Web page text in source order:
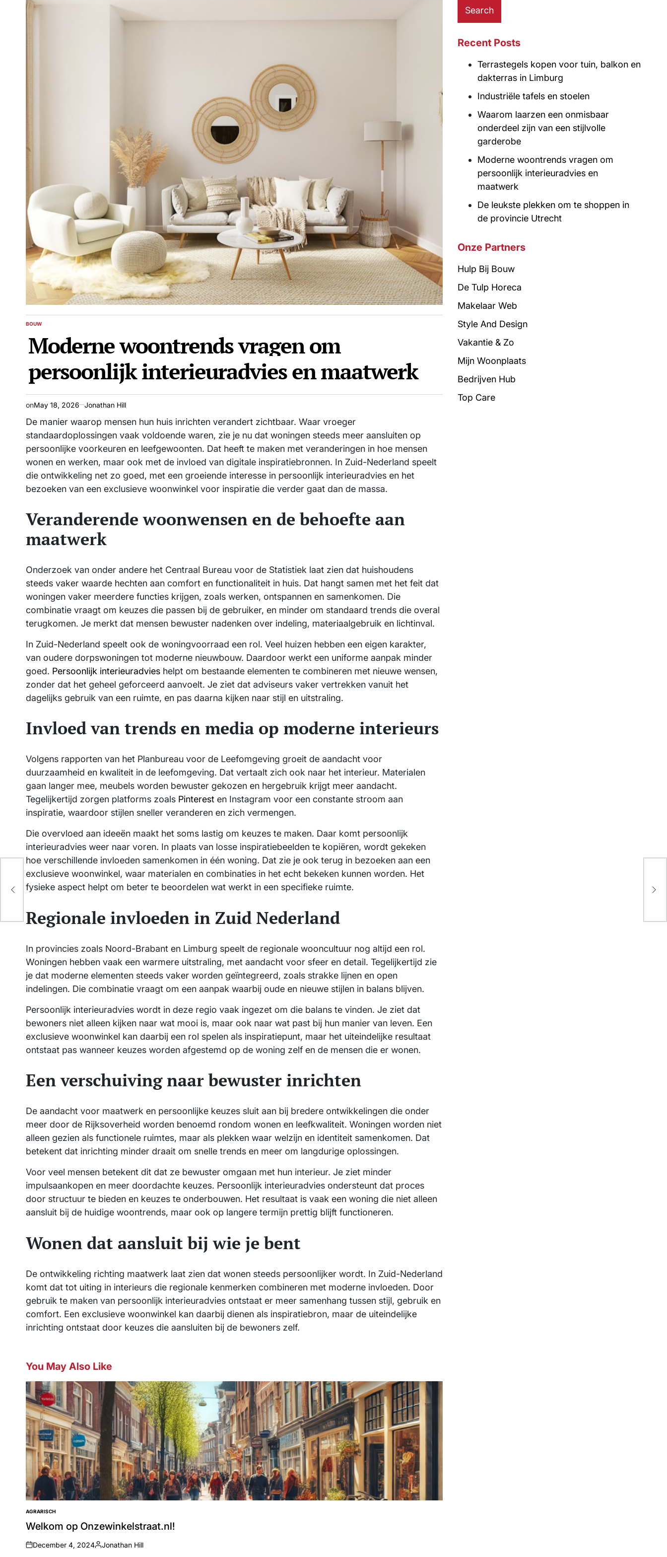
POSTED
BOUW
Moderne woontrends vragen om
persoonlijk interieuradvies en maatwerk
onMay 18, 2026 Jonathan Hill
De manier waarop mensen hun huis inrichten verandert zichtbaar. Waar vroeger
standaardoplossingen vaak voldoende waren, zie je nu dat woningen steeds meer aansluiten op
persoonlijke voorkeuren en leefgewoonten. Dat heeft te maken met veranderingen in hoe mensen
wonen en werken, maar ook met de invloed van digitale inspiratiebronnen. In Zuid-Nederland speelt
die ontwikkeling net zo goed, met een groeiende interesse in persoonlijk interieuradvies en het
bezoeken van een exclusieve woonwinkel voor inspiratie die verder gaat dan de massa.
Veranderende woonwensen en de behoefte aan
maatwerk
Onderzoek van onder andere het Centraal Bureau voor de Statistiek laat zien dat huishoudens
steeds vaker waarde hechten aan comfort en functionaliteit in huis. Dat hangt samen met het feit dat
woningen vaker meerdere functies krijgen, zoals werken, ontspannen en samenkomen. Die
combinatie vraagt om keuzes die passen bij de gebruiker, en minder om standaard trends die overal
terugkomen. Je merkt dat mensen bewuster nadenken over indeling, materiaalgebruik en lichtinval.
In Zuid-Nederland speelt ook de woningvoorraad een rol. Veel huizen hebben een eigen karakter,
van oudere dorpswoningen tot moderne nieuwbouw. Daardoor werkt een uniforme aanpak minder
goed. Persoonlijk interieuradvies helpt om bestaande elementen te combineren met nieuwe wensen,
zonder dat het geheel geforceerd aanvoelt. Je ziet dat adviseurs vaker vertrekken vanuit het
dagelijks gebruik van een ruimte, en pas daarna kijken naar stijl en uitstraling.
Invloed van trends en media op moderne interieurs
Volgens rapporten van het Planbureau voor de Leefomgeving groeit de aandacht voor
duurzaamheid en kwaliteit in de leefomgeving. Dat vertaalt zich ook naar het interieur. Materialen
gaan langer mee, meubels worden bewuster gekozen en hergebruik krijgt meer aandacht.
Tegelijkertijd zorgen platforms zoals Pinterest en Instagram voor een constante stroom aan
inspiratie, waardoor stijlen sneller veranderen en zich vermengen.
Die overvloed aan ideeën maakt het soms lastig om keuzes te maken. Daar komt persoonlijk
interieuradvies weer naar voren. In plaats van losse inspiratiebeelden te kopiëren, wordt gekeken
hoe verschillende invloeden samenkomen in één woning. Dat zie je ook terug in bezoeken aan een
exclusieve woonwinkel, waar materialen en combinaties in het echt bekeken kunnen worden. Het
fysieke aspect helpt om beter te beoordelen wat werkt in een specifieke ruimte.
Regionale invloeden in Zuid Nederland
In provincies zoals Noord-Brabant en Limburg speelt de regionale wooncultuur nog altijd een rol.
Woningen hebben vaak een warmere uitstraling, met aandacht voor sfeer en detail. Tegelijkertijd zie
je dat moderne elementen steeds vaker worden geïntegreerd, zoals strakke lijnen en open
indelingen. Die combinatie vraagt om een aanpak waarbij oude en nieuwe stijlen in balans blijven.
Persoonlijk interieuradvies wordt in deze regio vaak ingezet om die balans te vinden. Je ziet dat
bewoners niet alleen kijken naar wat mooi is, maar ook naar wat past bij hun manier van leven. Een
exclusieve woonwinkel kan daarbij een rol spelen als inspiratiepunt, maar het uiteindelijke resultaat
ontstaat pas wanneer keuzes worden afgestemd op de woning zelf en de mensen die er wonen.
Een verschuiving naar bewuster inrichten
De aandacht voor maatwerk en persoonlijke keuzes sluit aan bij bredere ontwikkelingen die onder
meer door de Rijksoverheid worden benoemd rondom wonen en leefkwaliteit. Woningen worden niet
alleen gezien als functionele ruimtes, maar als plekken waar welzijn en identiteit samenkomen. Dat
betekent dat inrichting minder draait om snelle trends en meer om langdurige oplossingen.
Voor veel mensen betekent dit dat ze bewuster omgaan met hun interieur. Je ziet minder
impulsaankopen en meer doordachte keuzes. Persoonlijk interieuradvies ondersteunt dat proces
door structuur te bieden en keuzes te onderbouwen. Het resultaat is vaak een woning die niet alleen
aansluit bij de huidige woontrends, maar ook op langere termijn prettig blijft functioneren.
Wonen dat aansluit bij wie je bent
De ontwikkeling richting maatwerk laat zien dat wonen steeds persoonlijker wordt. In Zuid-Nederland
komt dat tot uiting in interieurs die regionale kenmerken combineren met moderne invloeden. Door
gebruik te maken van persoonlijk interieuradvies ontstaat er meer samenhang tussen stijl, gebruik en
comfort. Een exclusieve woonwinkel kan daarbij dienen als inspiratiebron, maar de uiteindelijke
inrichting ontstaat door keuzes die aansluiten bij de bewoners zelf.
You May Also Like
POSTED
IN
AGRARISCH
Welkom op Onzewinkelstraat.nl!
on
December 4, 2024
Posted
Jonathan Hill
Recent Posts
Terrastegels kopen voor tuin, balkon en
dakterras in Limburg
Industriële tafels en stoelen
Waarom laarzen een onmisbaar
onderdeel zijn van een stijlvolle
garderobe
Moderne woontrends vragen om
persoonlijk interieuradvies en
maatwerk
De leukste plekken om te shoppen in
de provincie Utrecht
Onze Partners
Hulp Bij Bouw
De Tulp Horeca
Makelaar Web
Style And Design
Vakantie & Zo
Mijn Woonplaats
Bedrijven Hub
Top Care